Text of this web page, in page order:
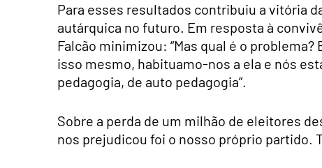
Para esses resultados contribuiu a vitória
autárquica no futuro. Em resposta à
Falcão minimizou: “Mas qual é o
isso mesmo, habituamo-nos a ela e nós
pedagogia, de auto pedagogia”.
Sobre a perda de um milhão de eleitores
nos prejudicou foi o nosso próprio partido.